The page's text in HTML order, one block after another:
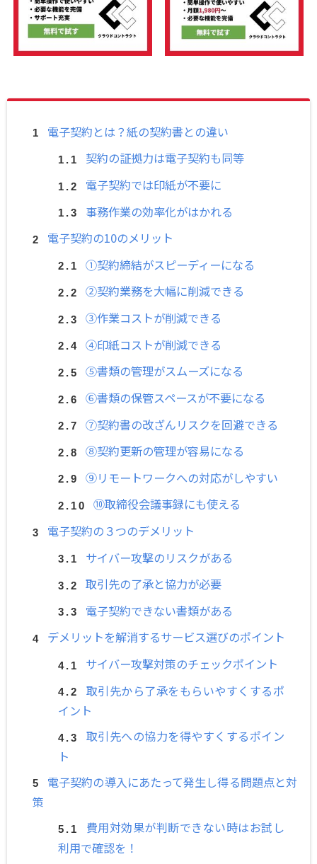
電子契約とは？紙の契約書との違い
契約の証拠力は電子契約も同等
電子契約では印紙が不要に
事務作業の効率化がはかれる
電子契約の10のメリット
①契約締結がスピーディーになる
②契約業務を大幅に削減できる
③作業コストが削減できる
④印紙コストが削減できる
⑤書類の管理がスムーズになる
⑥書類の保管スペースが不要になる
⑦契約書の改ざんリスクを回避できる
⑧契約更新の管理が容易になる
⑨リモートワークへの対応がしやすい
⑩取締役会議事録にも使える
電子契約の３つのデメリット
サイバー攻撃のリスクがある
取引先の了承と協力が必要
電子契約できない書類がある
デメリットを解消するサービス選びのポイント
サイバー攻撃対策のチェックポイント
取引先から了承をもらいやすくするポ
イント
取引先への協力を得やすくするポイン
ト
電子契約の導入にあたって発生し得る問題点と対
策
費用対効果が判断できない時はお試し
利用で確認を！